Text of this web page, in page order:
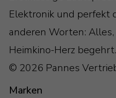
Elektronik und perfekt
anderen Worten:
Heimkino-Herz begehrt.
© 2026 Pannes
Marken